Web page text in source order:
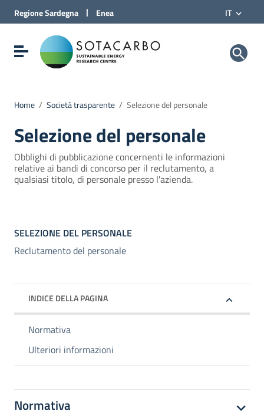
Vai al Contenuto
Vai alla navigazione del sito
Vai al Footer
RegioneSardegna | Enea IT
Visualizza/nascondi menu di navigazioneSotacarbo SpA
Home / Società trasparente / Selezione del personale
Selezione del personale
Obblighi di pubblicazione concernenti le informazioni
relative ai bandi di concorso per il reclutamento, a
qualsiasi titolo, di personale presso l'azienda.
SELEZIONE DEL PERSONALE
Reclutamento del personale
INDICE DELLA PAGINA
Normativa
Ulteriori informazioni
Normativa